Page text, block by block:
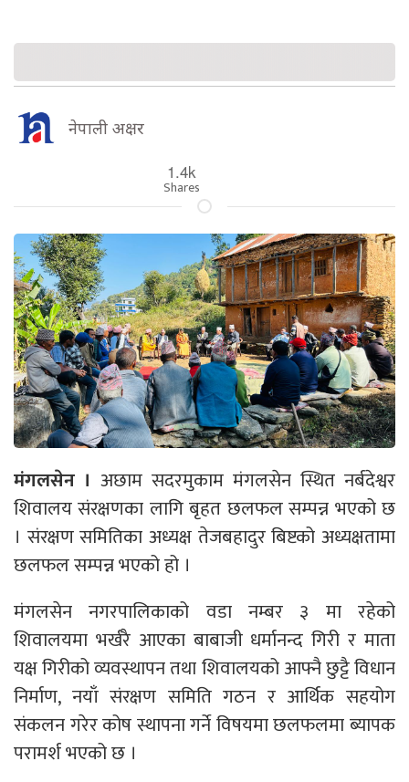
नेपाली अक्षर
1.4k
Shares
मंगलसेन । अछाम सदरमुकाम मंगलसेन स्थित नर्बदेश्वर
शिवालय संरक्षणका लागि बृहत छलफल सम्पन्न भएको छ
। संरक्षण समितिका अध्यक्ष तेजबहादुर बिष्टको अध्यक्षतामा
छलफल सम्पन्न भएको हो ।
मंगलसेन नगरपालिकाको वडा नम्बर ३ मा रहेको
शिवालयमा भर्खरै आएका बाबाजी धर्मानन्द गिरी र माता
यक्ष गिरीको व्यवस्थापन तथा शिवालयको आफ्नै छुट्टै विधान
निर्माण, नयाँ संरक्षण समिति गठन र आर्थिक सहयोग
संकलन गरेर कोष स्थापना गर्ने विषयमा छलफलमा ब्यापक
परामर्श भएको छ ।